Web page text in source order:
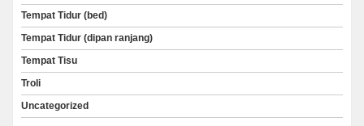
Tempat Tidur (bed)
Tempat Tidur (dipan ranjang)
Tempat Tisu
Troli
Uncategorized